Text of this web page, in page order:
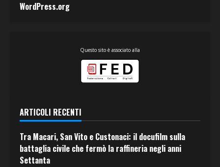
WordPress.org
Questo sito è associato alla
ARTICOLI RECENTI
Tra Macari, San Vito e Custonaci: il docufilm sulla
battaglia civile che fermò la raffineria negli anni
Settanta